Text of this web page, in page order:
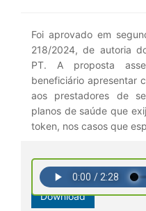
Foi aprovado em
218/2024, de autoria
PT. A proposta
beneficiário apresentar
aos prestadores de
planos de saúde que
token, nos casos que
Download